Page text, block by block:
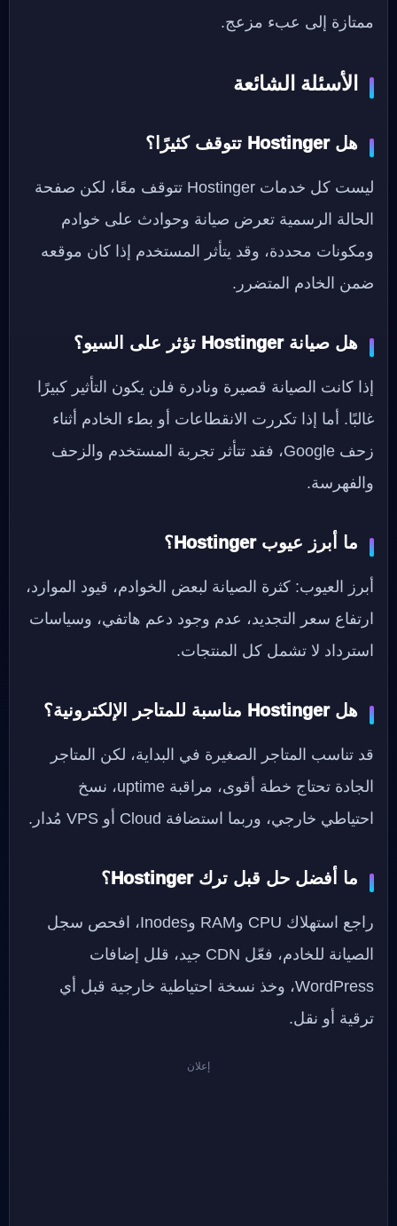
ممتازة إلى عبء مزعج.
الأسئلة الشائعة
هل Hostinger تتوقف كثيرًا؟
ليست كل خدمات Hostinger تتوقف معًا، لكن صفحة
الحالة الرسمية تعرض صيانة وحوادث على خوادم
ومكونات محددة، وقد يتأثر المستخدم إذا كان موقعه
ضمن الخادم المتضرر.
هل صيانة Hostinger تؤثر على السيو؟
إذا كانت الصيانة قصيرة ونادرة فلن يكون التأثير كبيرًا
غالبًا. أما إذا تكررت الانقطاعات أو بطء الخادم أثناء
زحف Google، فقد تتأثر تجربة المستخدم والزحف
والفهرسة.
ما أبرز عيوب Hostinger؟
أبرز العيوب: كثرة الصيانة لبعض الخوادم، قيود الموارد،
ارتفاع سعر التجديد، عدم وجود دعم هاتفي، وسياسات
استرداد لا تشمل كل المنتجات.
هل Hostinger مناسبة للمتاجر الإلكترونية؟
قد تناسب المتاجر الصغيرة في البداية، لكن المتاجر
الجادة تحتاج خطة أقوى، مراقبة uptime، نسخ
احتياطي خارجي، وربما استضافة Cloud أو VPS مُدار.
ما أفضل حل قبل ترك Hostinger؟
راجع استهلاك CPU وRAM وInodes، افحص سجل
الصيانة للخادم، فعّل CDN جيد، قلل إضافات
WordPress، وخذ نسخة احتياطية خارجية قبل أي
ترقية أو نقل.
إعلان